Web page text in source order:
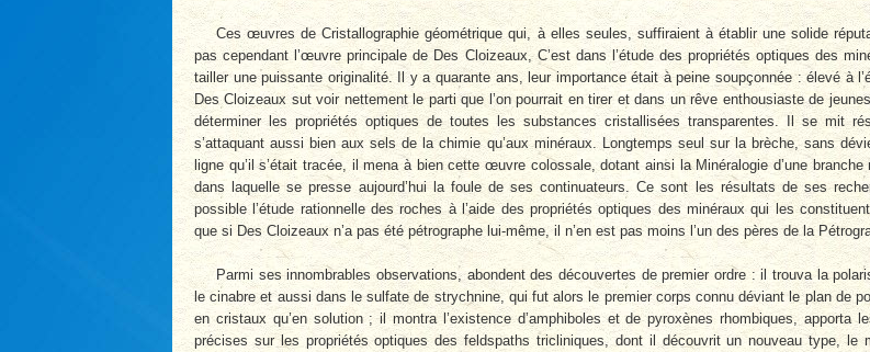
Ces œuvres de Cristallographie géométrique qui, à elles seules, suffiraient à établir une solide
pas cependant l’œuvre principale de Des Cloizeaux, C’est dans l’étude des propriétés optiques des
tailler une puissante originalité. Il y a quarante ans, leur importance était à peine soupçonnée : élevé à
Des Cloizeaux sut voir nettement le parti que l’on pourrait en tirer et dans un rêve enthousiaste de
déterminer les propriétés optiques de toutes les substances cristallisées transparentes. Il se mit
s’attaquant aussi bien aux sels de la chimie qu’aux minéraux. Longtemps seul sur la brèche, sans
ligne qu’il s’était tracée, il mena à bien cette œuvre colossale, dotant ainsi la Minéralogie d’une branche
dans laquelle se presse aujourd’hui la foule de ses continuateurs. Ce sont les résultats de ses
possible l’étude rationnelle des roches à l’aide des propriétés optiques des minéraux qui les
que si Des Cloizeaux n’a pas été pétrographe lui-même, il n’en est pas moins l’un des pères de la
Parmi ses innombrables observations, abondent des découvertes de premier ordre : il trouva la
le cinabre et aussi dans le sulfate de strychnine, qui fut alors le premier corps connu déviant le plan de
en cristaux qu’en solution ; il montra l’existence d’amphiboles et de pyroxènes rhombiques, apporta
précises sur les propriétés optiques des feldspaths tricliniques, dont il découvrit un nouveau type, le